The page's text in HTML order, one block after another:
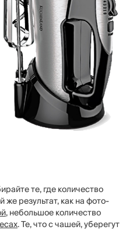
те, где количество
результат, как на фото-
, небольшое количество
. Те, что с чашей, уберегут